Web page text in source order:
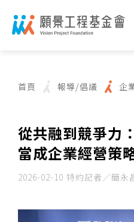
淨零承
首頁 報導/倡議 企
從共融到競爭力
當成企業經營策
2026-02-10 特約記者／簡永